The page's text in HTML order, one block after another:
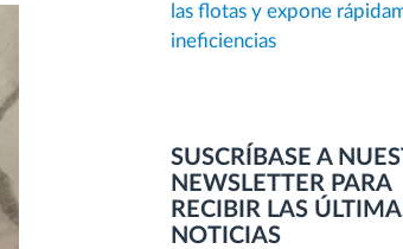
las flotas y expone
ineficiencias
SUSCRÍBASE A
NEWSLETTER PARA
RECIBIR LAS
NOTICIAS